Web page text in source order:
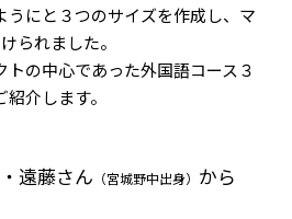
うにと３つのサイズを作成し、マ
られました。
の中心であった外国語コース３
介します。
遠藤さん （宮城野中出身） から